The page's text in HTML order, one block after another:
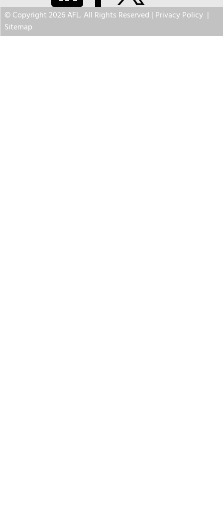
© Copyright 2026 AFL. All Rights Reserved | Privacy Policy |
Sitemap